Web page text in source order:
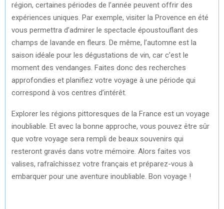
région, certaines périodes de l’année peuvent offrir des
expériences uniques. Par exemple, visiter la Provence en été
vous permettra d’admirer le spectacle époustouflant des
champs de lavande en fleurs. De même, l’automne est la
saison idéale pour les dégustations de vin, car c’est le
moment des vendanges. Faites donc des recherches
approfondies et planifiez votre voyage à une période qui
correspond à vos centres d’intérêt.
Explorer les régions pittoresques de la France est un voyage
inoubliable. Et avec la bonne approche, vous pouvez être sûr
que votre voyage sera rempli de beaux souvenirs qui
resteront gravés dans votre mémoire. Alors faites vos
valises, rafraîchissez votre français et préparez-vous à
embarquer pour une aventure inoubliable. Bon voyage !